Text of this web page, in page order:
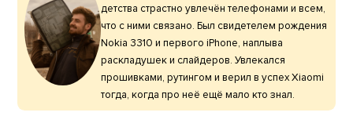
детства страстно увлечён телефонами и всем,
что с ними связано. Был свидетелем рождения
Nokia 3310 и первого iPhone, наплыва
раскладушек и слайдеров. Увлекался
прошивками, рутингом и верил в успех Xiaomi
тогда, когда про неё ещё мало кто знал.